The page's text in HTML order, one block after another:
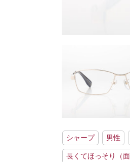
シャープ 男性
長くてほっそり（面